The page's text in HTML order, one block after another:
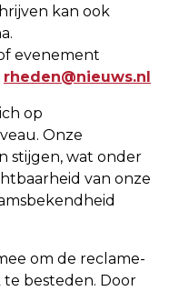
kan ook
evenement
rheden@nieuws.nl
op
Onze
stijgen, wat onder
van onze
om de reclame-
besteden. Door